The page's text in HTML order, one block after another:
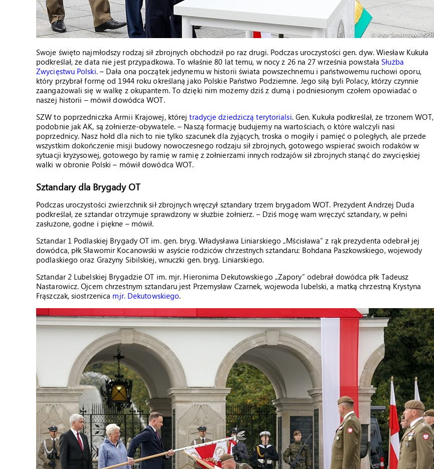
Swoje święto najmłodszy rodzaj sił zbrojnych obchodził po raz drugi. Podczas uroczystości gen. dyw. Wiesław Kukuła
podkreślał, że data nie jest przypadkowa. To właśnie 80 lat temu, w nocy z 26 na 27 września powstałaSłużba
Zwycięstwu Polski. – Dała ona początek jedynemu w historii świata powszechnemu i państwowemu ruchowi oporu,
który przybrał formę od 1944 roku określaną jako Polskie Państwo Podziemne. Jego siłą byli Polacy, którzy czynnie
zaangażowali się w walkę z okupantem. To dzięki nim możemy dziś z dumą i podniesionym czołem opowiadać o
naszej historii – mówił dowódca WOT.
SZW to poprzedniczka Armii Krajowej, którejtradycje dziedziczą terytorialsi. Gen. Kukuła podkreślał, że trzonem WOT,
podobnie jak AK, są żołnierze-obywatele. – Naszą formację budujemy na wartościach, o które walczyli nasi
poprzednicy. Nasz hołd dla nich to nie tylko szacunek dla żyjących, troska o mogiły i pamięć o poległych, ale przede
wszystkim dokończenie misji budowy nowoczesnego rodzaju sił zbrojnych, gotowego wspierać swoich rodaków w
sytuacji kryzysowej, gotowego by ramię w ramię z żołnierzami innych rodzajów sił zbrojnych stanąć do zwycięskiej
walki w obronie Polski – mówił dowódca WOT.
Sztandary dla Brygady OT
Podczas uroczystości zwierzchnik sił zbrojnych wręczył sztandary trzem brygadom WOT. Prezydent Andrzej Duda
podkreślał, ze sztandar otrzymuje sprawdzony w służbie żołnierz. – Dziś mogę wam wręczyć sztandary, w pełni
zasłużone, godne i piękne – mówił.
Sztandar 1 Podlaskiej Brygady OT im. gen. bryg. Władysława Liniarskiego „Mścisława” z rąk prezydenta odebrał jej
dowódca, płk Sławomir Kocanowski w asyście rodziców chrzestnych sztandaru: Bohdana Paszkowskiego, wojewody
podlaskiego oraz Grażyny Sibilskiej, wnuczki gen. bryg. Liniarskiego.
Sztandar 2 Lubelskiej Brygadzie OT im. mjr. Hieronima Dekutowskiego „Zapory” odebrał dowódca płk Tadeusz
Nastarowicz. Ojcem chrzestnym sztandaru jest Przemysław Czarnek, wojewoda lubelski, a matką chrzestną Krystyna
Frąszczak, siostrzenica mjr. Dekutowskiego.